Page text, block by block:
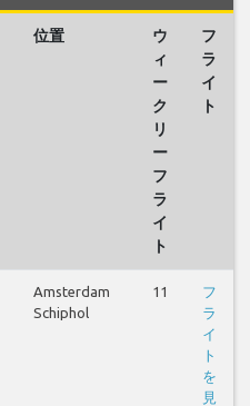
位置
ウ
ィ
ー
ク
リ
ー
フ
ラ
イ
ト
フ
ラ
イ
ト
Amsterdam
Schiphol
11
フ
ラ
イ
ト
を
見